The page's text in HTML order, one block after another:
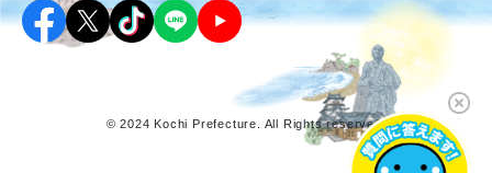
© 2024 Kochi Prefecture. All Rights reserved.